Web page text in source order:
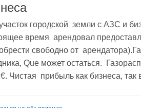
городской  земли с АЗС и
время  арендовал
свободно от
Que может остаться.
Чистая  прибыль как бизнеса,